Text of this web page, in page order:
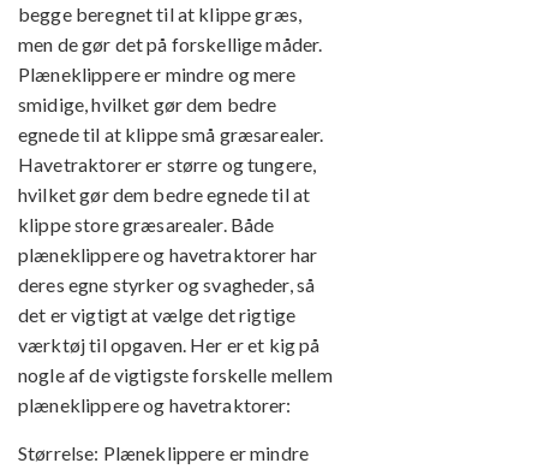
begge beregnet til at klippe græs,
men de gør det på forskellige måder.
Plæneklippere er mindre og mere
smidige, hvilket gør dem bedre
egnede til at klippe små græsarealer.
Havetraktorer er større og tungere,
hvilket gør dem bedre egnede til at
klippe store græsarealer. Både
plæneklippere og havetraktorer har
deres egne styrker og svagheder, så
det er vigtigt at vælge det rigtige
værktøj til opgaven. Her er et kig på
nogle af de vigtigste forskelle mellem
plæneklippere og havetraktorer:
Størrelse: Plæneklippere er mindre